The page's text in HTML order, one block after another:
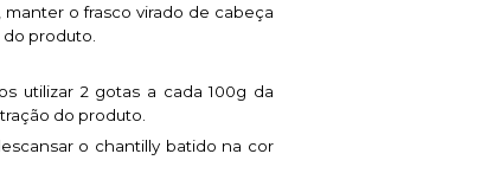
o frasco virado de cabeça
produto.
utilizar 2 gotas a cada 100g da
do produto.
o chantilly batido na cor